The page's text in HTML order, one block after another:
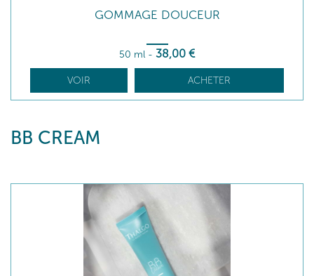
GOMMAGE DOUCEUR
50 ml - 38,00 €
VOIR ACHETER
BB CREAM